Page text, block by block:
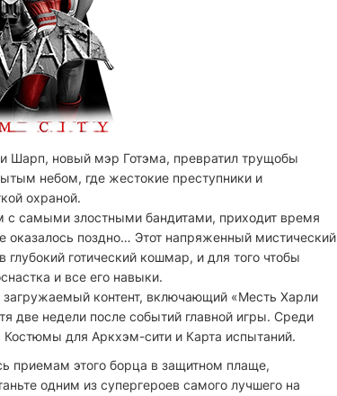
Шарп, новый мэр Готэма, превратил трущобы
небом, где жестокие преступники и
охраной.
с самыми злостными бандитами, приходит время
поздно… Этот напряженный мистический
готический кошмар, и для того чтобы
и все его навыки.
контент, включающий «Месть Харли
две недели после событий главной игры. Среди
для Аркхэм-сити и Карта испытаний.
приемам этого борца в защитном плаще,
одним из супергероев самого лучшего на